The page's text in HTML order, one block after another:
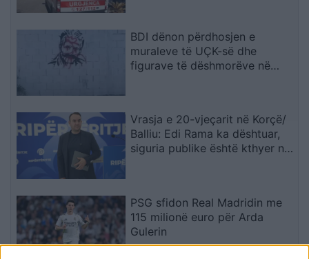
BDI dënon përdhosjen e
muraleve të UÇK-së dhe
figurave të dëshmorëve në
Vrasja e 20-vjeçarit në Korçë/
Balliu: Edi Rama ka dështuar,
siguria publike është kthyer në
PSG sfidon Real Madridin me
115 milionë euro për Arda
Gulerin